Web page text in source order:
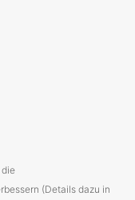
(Details dazu in